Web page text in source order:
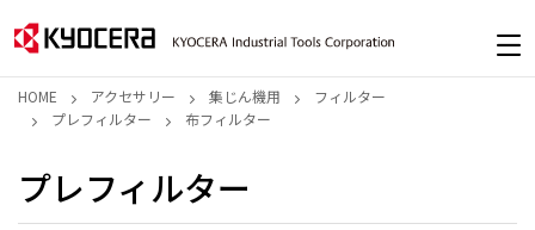
HOME アクセサリー 集じん機用
フィルター
プレフィルター
布フィルター
プレフィルター